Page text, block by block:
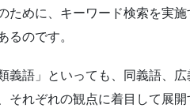
ために、キーワード検索を実
るのです。
義語」といっても、同義語、
それぞれの観点に着目して展